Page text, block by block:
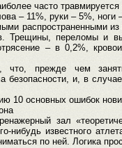
часто
– 11%, руки – 5%, ноги
распространенными
Трещины, переломы и
– в 0,2%,
что, прежде чем
безопасности, и, в
10 основных ошибок
зал
нибудь известного
по ней. Логика